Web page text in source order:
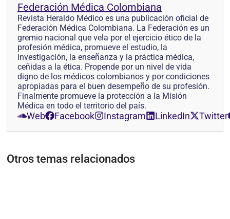
Federación Médica Colombiana
Revista Heraldo Médico es una publicación oficial de
Federación Médica Colombiana. La Federación es un
gremio nacional que vela por el ejercicio ético de la
profesión médica, promueve el estudio, la
investigación, la enseñanza y la práctica médica,
ceñidas a la ética. Propende por un nivel de vida
digno de los médicos colombianos y por condiciones
apropiadas para el buen desempeño de su profesión.
Finalmente promueve la protección a la Misión
Médica en todo el territorio del país.
Web Facebook Instagram LinkedIn Twitter
Otros temas relacionados